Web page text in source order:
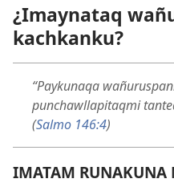
¿Imaynataq
kachkanku?
“Paykunaqa
punchawllapitaqmi
(Salmo 146:4)
IMATAM RUNAKUNA